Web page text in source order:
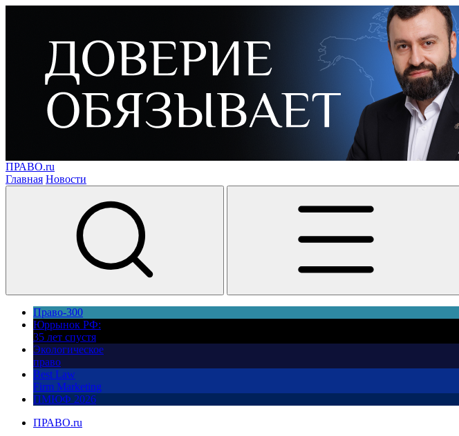
ПРАВО.ru
Главная Новости
Право-300
Юррынок РФ:
35 лет спустя
Экологическое
право
Best Law
Firm Marketing
ПМЮФ 2026
ПРАВО.ru